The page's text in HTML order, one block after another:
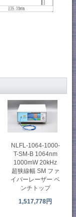
NLFL-1064-1000-
T-SM-B 1064nm
1000mW 20kHz
超狭線幅 SM ファ
イバーレーザー ベ
ンチトップ
1,517,778円